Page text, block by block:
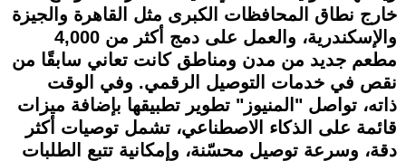
خارج نطاق المحافظات الكبرى مثل القاهرة والجيزة
والإسكندرية، والعمل على دمج أكثر من 4,000
مطعم جديد من مدن ومناطق كانت تعاني سابقًا من
نقص في خدمات التوصيل الرقمي. وفي الوقت
ذاته، تواصل "المنيوز" تطوير تطبيقها بإضافة ميزات
قائمة على الذكاء الاصطناعي، تشمل توصيات أكثر
دقة، وسرعة توصيل محسّنة، وإمكانية تتبع الطلبات